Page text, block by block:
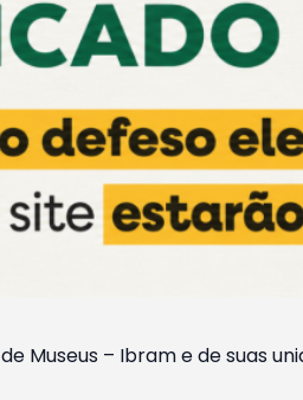
Museus – Ibram e de suas